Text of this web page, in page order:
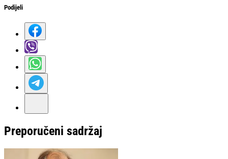
Podijeli
Preporučeni sadržaj